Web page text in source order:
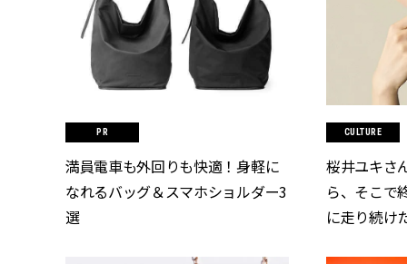
満員電車も外回りも快適！身軽に
なれるバッグ＆スマホショルダー3
選
CULTURE
桜井ユキさ
ら、そこで
に走り続け